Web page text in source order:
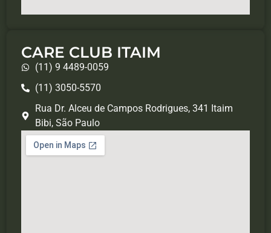
CARE CLUB ITAIM
(11) 9 4489-0059
(11) 3050-5570
Rua Dr. Alceu de Campos Rodrigues, 341 Itaim
Bibi, São Paulo